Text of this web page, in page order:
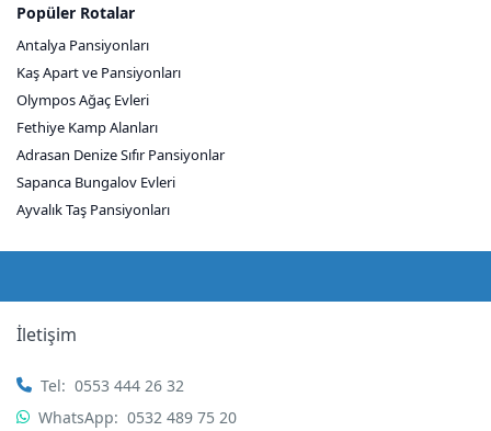
Popüler Rotalar
Antalya Pansiyonları
Kaş Apart ve Pansiyonları
Olympos Ağaç Evleri
Fethiye Kamp Alanları
Adrasan Denize Sıfır Pansiyonlar
Sapanca Bungalov Evleri
Ayvalık Taş Pansiyonları
İletişim
Tel: 0553 444 26 32
WhatsApp: 0532 489 75 20